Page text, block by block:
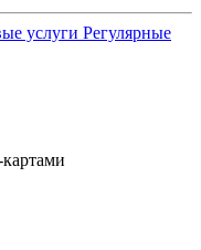
услуги Регулярные